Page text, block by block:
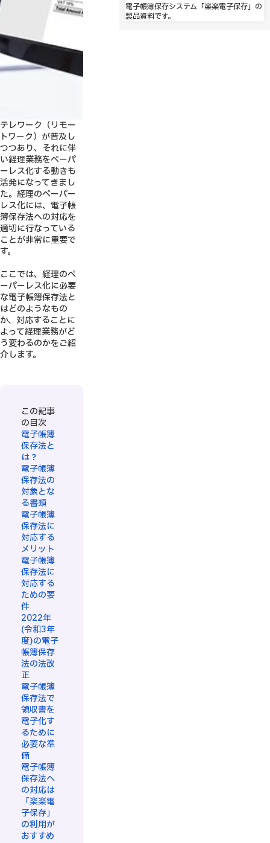
テレワーク（リモー
トワーク）が普及し
つつあり、それに伴
い経理業務をペーパ
ーレス化する動きも
活発になってきまし
た。経理のペーパー
レス化には、電子帳
簿保存法への対応を
適切に行なっている
ことが非常に重要で
す。
ここでは、経理のペ
ーパーレス化に必要
な電子帳簿保存法と
はどのようなもの
か、対応することに
よって経理業務がど
う変わるのかをご紹
介します。
この記事
の目次
電子帳簿
保存法と
は？
電子帳簿
保存法の
対象とな
る書類
電子帳簿
保存法に
対応する
メリット
電子帳簿
保存法に
対応する
ための要
件
2022年
(令和3年
度)の電子
帳簿保存
法の法改
正
電子帳簿
保存法で
領収書を
電子化す
るために
必要な準
備
電子帳簿
保存法へ
の対応は
「楽楽電
子保存」
の利用が
おすすめ
電子帳簿保存システム「楽楽電子保存」の
製品資料です。